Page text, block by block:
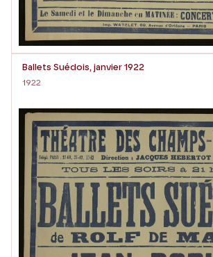
Ballets Suédois, janvier 1922
1922